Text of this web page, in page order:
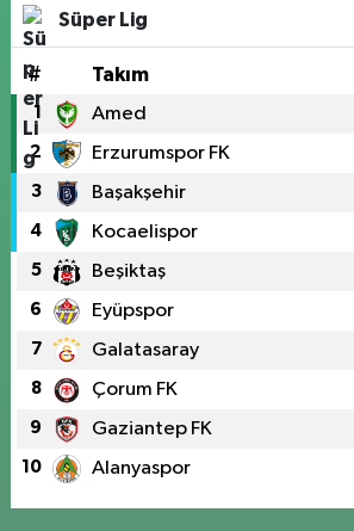
Süper Lig
# Takım
1 Amed
2 Erzurumspor FK
3 Başakşehir
4 Kocaelispor
5 Beşiktaş
6 Eyüpspor
7 Galatasaray
8 Çorum FK
9 Gaziantep FK
10 Alanyaspor